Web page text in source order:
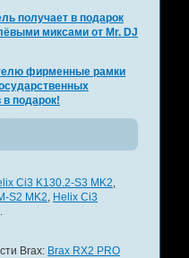
получает в подарок
миксами от Mr. DJ
фирменные рамки
подарок!
Ci3 K130.2-S3 MK2,
S2 MK2, Helix Ci3
.
Brax: Brax RX2 PRO